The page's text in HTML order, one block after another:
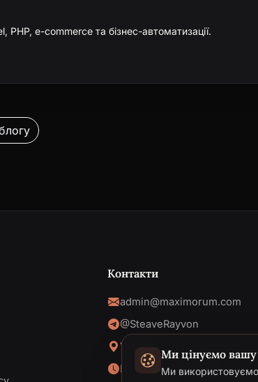
e-commerce та бізнес-автоматизації.
Контакти
admin@maximorum.com
@SteaveRayvon
Україна
Пн-Пт: 09:00 - 18:00
Ми цінуємо вашу
Ми